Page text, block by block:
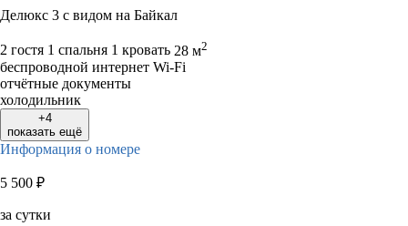
Делюкс 3 с видом на Байкал
2 гостя 1 спальня 1 кровать 28 м2
беспроводной интернет Wi-Fi
отчётные документы
холодильник
+4
показать ещё
Информация о номере
5 500 ₽
за сутки